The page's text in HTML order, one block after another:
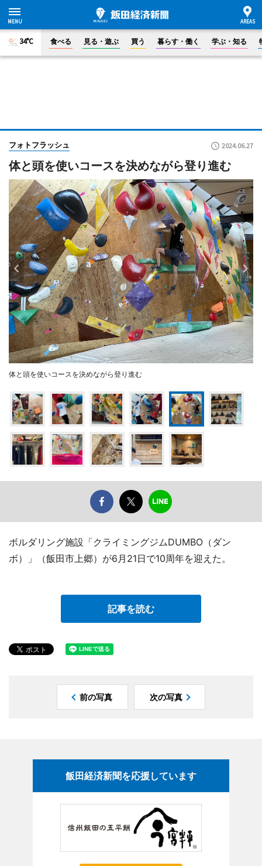
34°C 食べる 見る・遊ぶ 買う 暮らす・働く 学ぶ・知る
フォトフラッシュ 2024.06.27
体と頭を使いコースを決めながら登り進む
体と頭を使いコースを決めながら登り進む
ボルダリング施設「クライミングジムDUMBO（ダン
ボ）」（飯田市上郷）が6月21日で10周年を迎えた。
記事を読む
前の写真 次の写真
飯田経済新聞を応援しています